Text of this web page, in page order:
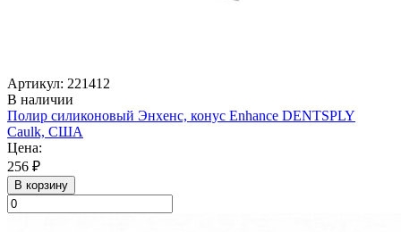
Артикул: 221412
В наличии
Полир силиконовый Энхенс, конус Enhance DENTSPLY
Caulk, США
Цена:
256 ₽
В корзину